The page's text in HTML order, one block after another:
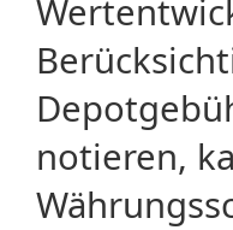
notieren,